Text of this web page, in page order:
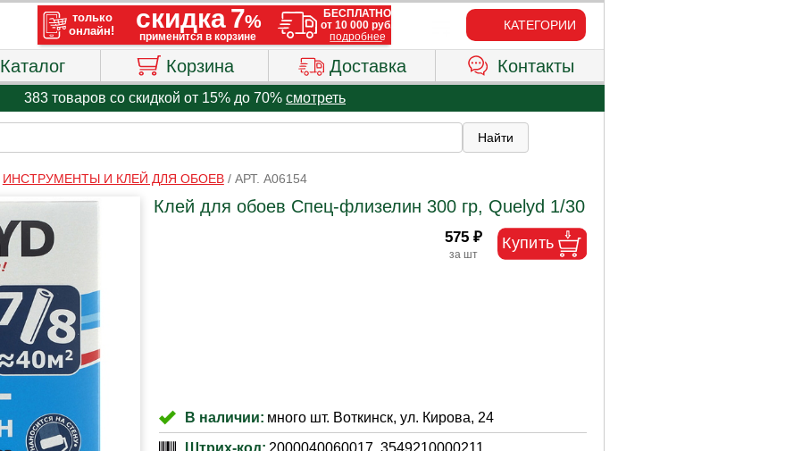
КАТЕГОРИИ
Каталог Корзина Доставка Контакты
383 товаров со скидкой от 15% до 70% смотреть
ИНСТРУМЕНТЫ И КЛЕЙ ДЛЯ ОБОЕВ/ АРТ. A06154
Клей для обоев Спец-флизелин 300 гр, Quelyd 1/30
575 ₽
В наличии: много шт. Воткинск, ул. Кирова, 24
Штрих-код: 2000040060017, 3549210000211